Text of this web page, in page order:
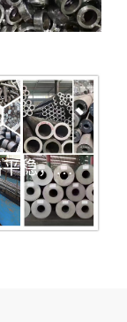
稳，备
，定单
证工期